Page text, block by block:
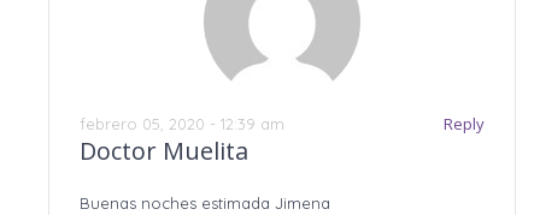
Reply
febrero 05, 2020 - 12:39 am
Doctor Muelita
Buenas noches estimada Jimena